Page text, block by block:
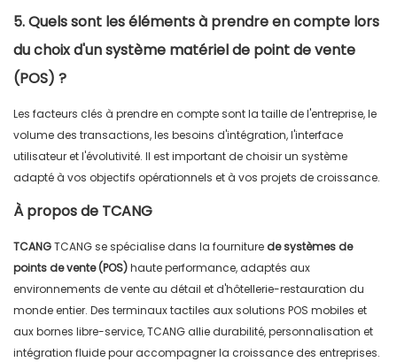
5. Quels sont les éléments à prendre en compte lors
du choix d'un système matériel de point de vente
(POS) ?
Les facteurs clés à prendre en compte sont la taille de l'entreprise, le
volume des transactions, les besoins d'intégration, l'interface
utilisateur et l'évolutivité. Il est important de choisir un système
adapté à vos objectifs opérationnels et à vos projets de croissance.
À propos de TCANG
TCANGTCANG se spécialise dans la fourniture de systèmes de
points de vente (POS)haute performance, adaptés aux
environnements de vente au détail et d'hôtellerie-restauration du
monde entier. Des terminaux tactiles aux solutions POS mobiles et
aux bornes libre-service, TCANG allie durabilité, personnalisation et
intégration fluide pour accompagner la croissance des entreprises.